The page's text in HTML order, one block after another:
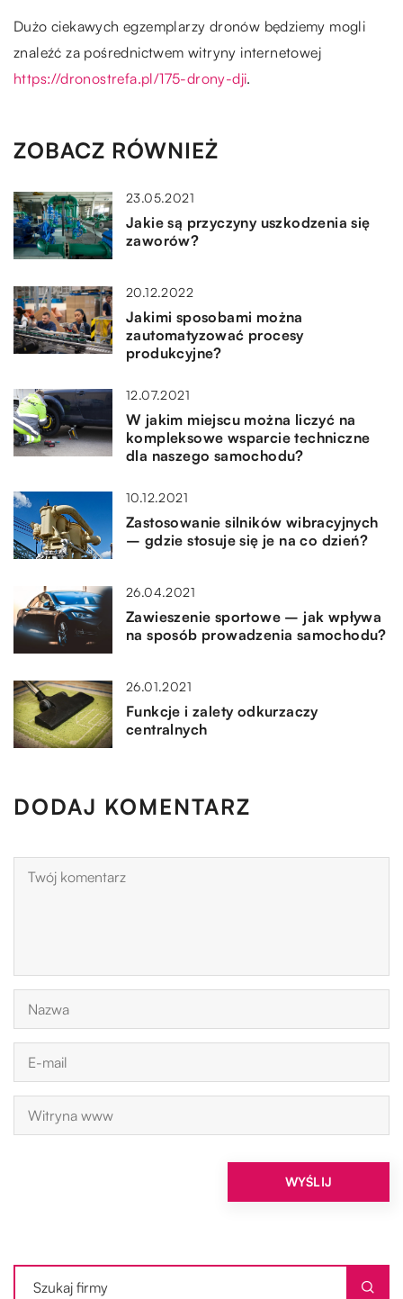
Dużo ciekawych egzemplarzy dronów będziemy mogli
znaleźć za pośrednictwem witryny internetowej
https://dronostrefa.pl/175-drony-dji.
ZOBACZ RÓWNIEŻ
23.05.2021
Jakie są przyczyny uszkodzenia się
zaworów?
20.12.2022
Jakimi sposobami można
zautomatyzować procesy
produkcyjne?
12.07.2021
W jakim miejscu można liczyć na
kompleksowe wsparcie techniczne
dla naszego samochodu?
10.12.2021
Zastosowanie silników wibracyjnych
– gdzie stosuje się je na co dzień?
26.04.2021
Zawieszenie sportowe – jak wpływa
na sposób prowadzenia samochodu?
26.01.2021
Funkcje i zalety odkurzaczy
centralnych
DODAJ KOMENTARZ